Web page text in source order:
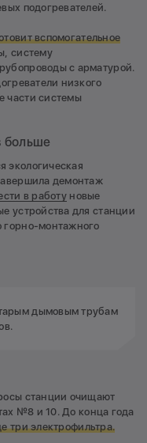
подогревателей.
вспомогательное
систему
с арматурой.
низкого
части системы
больше
экологическая
демонтаж
в работуновые
устройства для станции
горно-монтажного
дымовым трубам
станции очищают
№8 и 10. До конца года
три электрофильтра.